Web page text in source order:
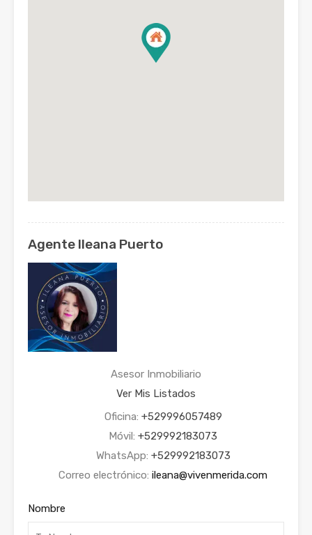
Agente Ileana Puerto
Asesor Inmobiliario
Ver Mis Listados
Oficina: +529996057489
Móvil: +529992183073
WhatsApp: +529992183073
Correo electrónico: ileana@vivenmerida.com
Nombre